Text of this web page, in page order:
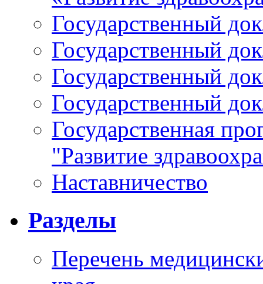
Государственный
Государственный
Государственный
Государственный
Государственная
"Развитие
Наставничество
Разделы
Перечень